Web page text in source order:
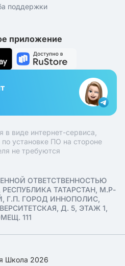
поддержки
приложение
в виде интернет-сервиса,
установке ПО на стороне
не требуются
ОТВЕТСТВЕННОСТЬЮ
ТАТАРСТАН, М.Р-
Г.П. ГОРОД ИННОПОЛИС,
Д. 5, ЭТАЖ 1,
111
Школа 2026